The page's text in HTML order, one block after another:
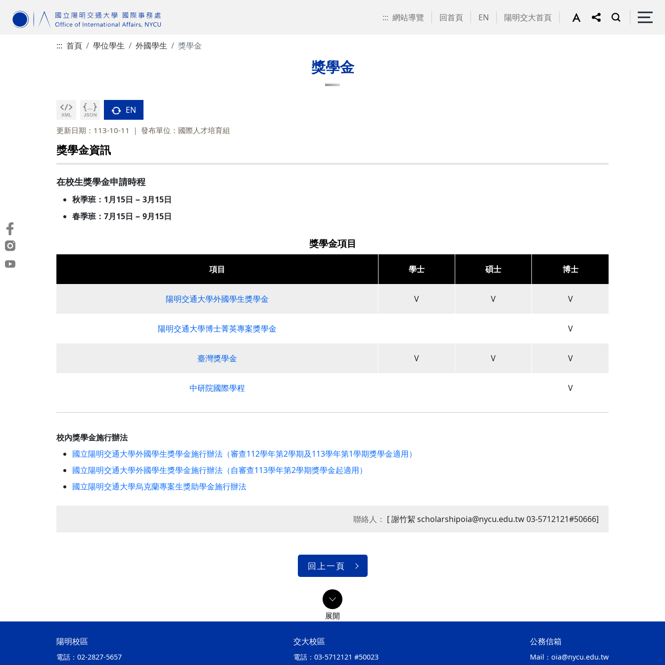
::: 網站導覽 回首頁 EN 陽明交大首頁
::: 首頁 學位學生 外國學生 獎學金
獎學金
EN
更新日期：113-10-11 發布單位：國際人才培育組
獎學金資訊
在校生獎學金申請時程
秋季班：1月15日 − 3月15日
春季班：7月15日 − 9月15日
獎學金項目
項目 學士 碩士 博士
陽明交通大學外國學生獎學金 V V V
陽明交通大學博士菁英專案獎學金 V
臺灣獎學金 V V V
中研院國際學程 V
校內獎學金施行辦法
國立陽明交通大學外國學生獎學金施行辦法（審查112學年第2學期及113學年第1學期獎學金適用）
國立陽明交通大學外國學生獎學金施行辦法（自審查113學年第2學期獎學金起適用）
國立陽明交通大學烏克蘭專案生獎助學金施行辦法
聯絡人： [ 謝竹絜 scholarshipoia@nycu.edu.tw 03-5712121#50666]
回上一頁
陽明校區
電話： 02-2827-5657
交大校區
電話： 03-5712121 #50023
公務信箱
Mail： oia@nycu.edu.tw